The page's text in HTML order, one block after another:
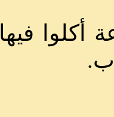
أكلوا فيها